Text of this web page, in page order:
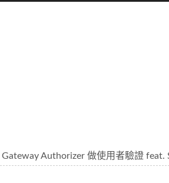
Gateway Authorizer 做使用者驗證 feat.